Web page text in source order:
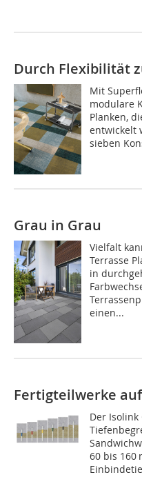
Durch Flexibilität
Mit
modulare
Planken,
entwickelt
sieben
Grau in Grau
Vielfalt
Terrasse
in
einen...
Fertigteilwerke
Der Isolink
60 bis 160